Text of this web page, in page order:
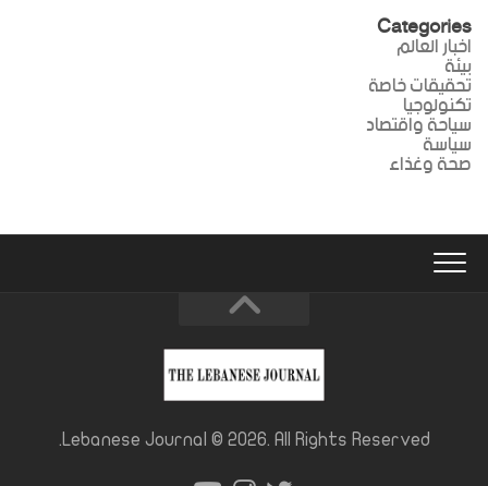
Categories
اخبار العالم
بيئة
تحقيقات خاصة
تكنولوجيا
سياحة واقتصاد
سياسة
صحة وغذاء
Lebanese Journal © 2026. All Rights Reserved.